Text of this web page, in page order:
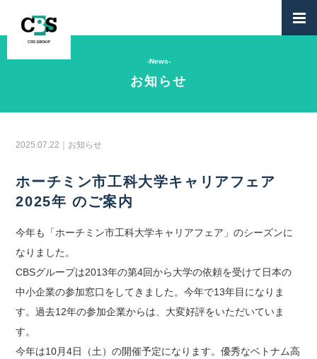
-News-
お知らせ
2025.07.22｜お知らせ
ホーチミン市工科大学キャリアフェア
2025年 のご案内
今年も「ホーチミン市工科大学キャリアフェア」のシーズンに
なりました。
CBSグループは2013年の第4回から大学の依頼を受けて日本の
中小企業の参加窓口をしてきました。今年で13年目になりま
す。過去12年の参加企業からは、大変好評をいただいていま
す。
今年は10月4日（土）の開催予定になります。優秀なベトナム高